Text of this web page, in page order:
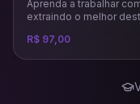
Aprenda a trabalhar
extraindo o melhor
R$ 97,00